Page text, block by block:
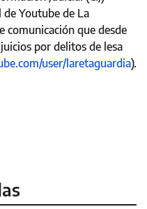
de Youtube de La
comunicación que desde
por delitos de lesa
user/laretaguardia).